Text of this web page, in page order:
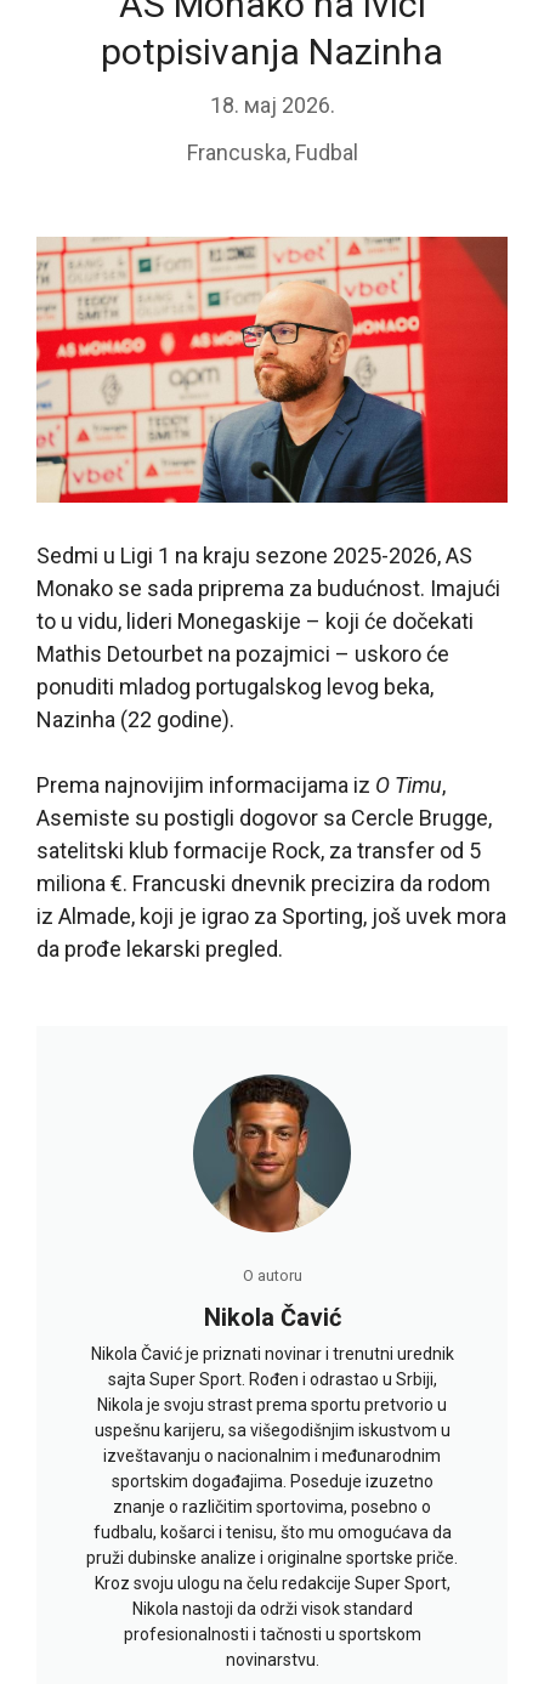
potpisivanja Nazinha
18. мај 2026.
Francuska, Fudbal
Sedmi u Ligi 1 na kraju sezone 2025-2026, AS
Monako se sada priprema za budućnost. Imajući
to u vidu, lideri Monegaskije – koji će dočekati
Mathis Detourbet na pozajmici – uskoro će
ponuditi mladog portugalskog levog beka,
Nazinha (22 godine).
Prema najnovijim informacijama iz O Timu,
Asemiste su postigli dogovor sa Cercle Brugge,
satelitski klub formacije Rock, za transfer od 5
miliona €. Francuski dnevnik precizira da rodom
iz Almade, koji je igrao za Sporting, još uvek mora
da prođe lekarski pregled.
O autoru
Nikola Čavić
Nikola Čavić je priznati novinar i trenutni urednik
sajta Super Sport. Rođen i odrastao u Srbiji,
Nikola je svoju strast prema sportu pretvorio u
uspešnu karijeru, sa višegodišnjim iskustvom u
izveštavanju o nacionalnim i međunarodnim
sportskim događajima. Poseduje izuzetno
znanje o različitim sportovima, posebno o
fudbalu, košarci i tenisu, što mu omogućava da
pruži dubinske analize i originalne sportske priče.
Kroz svoju ulogu na čelu redakcije Super Sport,
Nikola nastoji da održi visok standard
profesionalnosti i tačnosti u sportskom
novinarstvu.